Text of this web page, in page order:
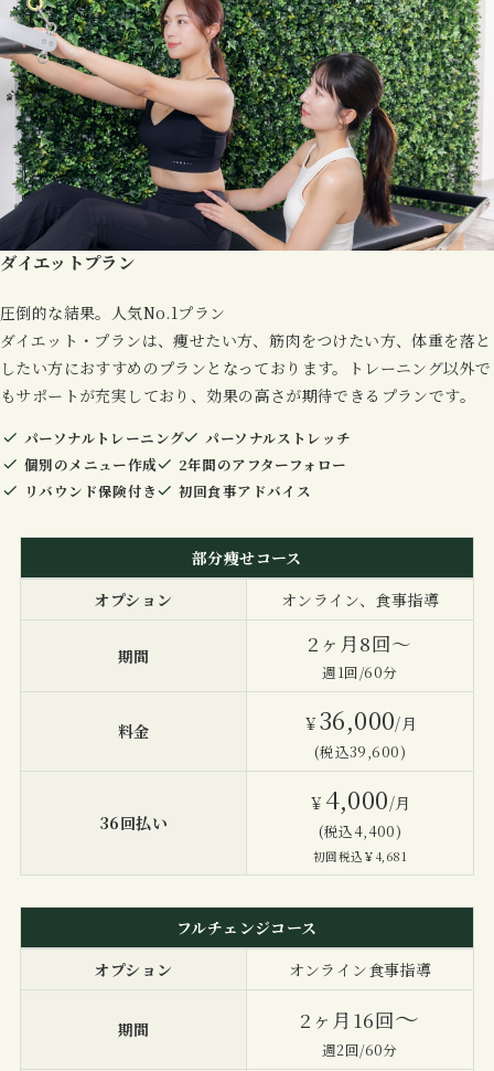
ダイエットプラン
圧倒的な結果。人気No.1プラン
ダイエット・プランは、痩せたい方、筋肉をつけたい方、体重を落と
したい方におすすめのプランとなっております。トレーニング以外で
もサポートが充実しており、効果の高さが期待できるプランです。
パーソナルトレーニング
パーソナルストレッチ
個別のメニュー作成
2年間のアフターフォロー
リバウンド保険付き
初回食事アドバイス
部分痩せコース
オプション
オンライン、食事指導
期間 2ヶ月8回〜
週1回/60分
料金 ￥ 36,000/月
(税込39,600)
36回払い
￥ 4,000/月
(税込4,400)
初回税込￥4,681
フルチェンジコース
オプション
オンライン食事指導
期間 2ヶ月16回〜
週2回/60分